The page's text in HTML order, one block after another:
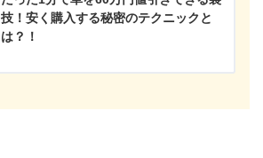
技！安く購入する秘密のテクニックと
は？！